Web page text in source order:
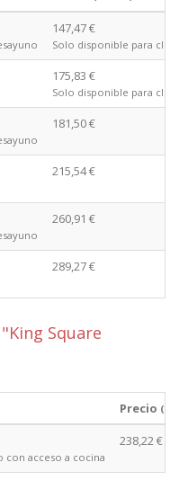
147,47 €
Solo disponible para
175,83 €
Solo disponible para
181,50 €
215,54 €
260,91 €
289,27 €
Square
Precio
con acceso a cocina
238,22 €